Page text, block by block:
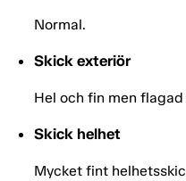
Normal.
Skick exteriör
Hel och fin men
Skick helhet
Mycket fint